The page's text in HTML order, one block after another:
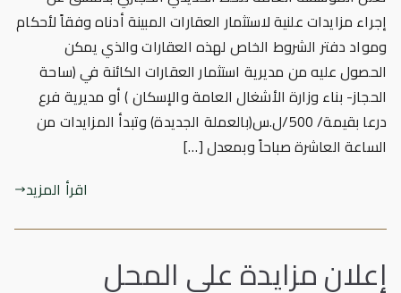
إجراء مزايدات علنية لاستثمار العقارات المبينة أدناه وفقاً لأحكام
ومواد دفتر الشروط الخاص لهذه العقارات والذي يمكن
الحصول عليه من مديرية استثمار العقارات الكائنة في (ساحة
الحجاز- بناء وزارة الأشغال العامة والإسكان ) أو مديرية فرع
درعا بقيمة/ 500/ل.س(بالعملة الجديدة) وتبدأ المزايدات من
الساعة العاشرة صباحاً وبمعدل […]
اقرأ المزيد
إعلان مزايدة على المحل